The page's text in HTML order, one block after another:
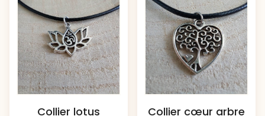
Collier lotus
Collier cœur arbre